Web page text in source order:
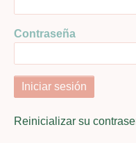
Contraseña
Reinicializar su